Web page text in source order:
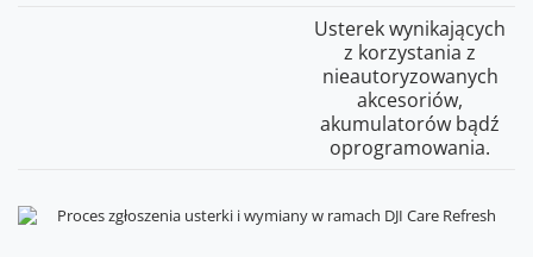
Usterek wynikających
z korzystania z
nieautoryzowanych
akcesoriów,
akumulatorów bądź
oprogramowania.